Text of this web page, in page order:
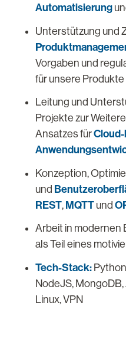
Automatisierung
Unterstützung und
Vorgaben und
für unsere Produkte
Leitung und
Projekte zur
Ansatzes für
Konzeption,
und
REST, MQTT und
Arbeit in modernen
als Teil eines
Tech-Stack:
NodeJS,
Linux, VPN